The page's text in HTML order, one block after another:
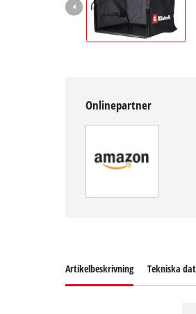
Onlinepartner
Artikelbeskrivning Tekniska